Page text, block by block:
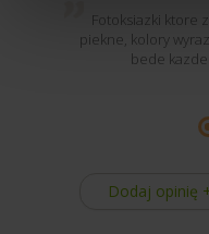
Fotoksiazki ktore
piekne, kolory
bede
Dodaj opinię